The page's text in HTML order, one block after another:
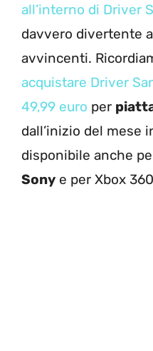
all’interno di Driver
davvero divertente
avvincenti.
acquistare Driver
49,99 euro per
dall’inizio del mese
disponibile anche
Sony e per Xbox